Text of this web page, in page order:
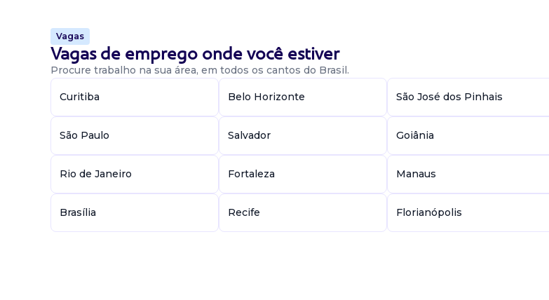
Vagas
Vagas de emprego onde você estiver
Procure trabalho na sua área, em todos os cantos do Brasil.
Curitiba Belo Horizonte São José dos Pinhais
São Paulo Salvador Goiânia
Rio de Janeiro Fortaleza Manaus
Brasília Recife Florianópolis